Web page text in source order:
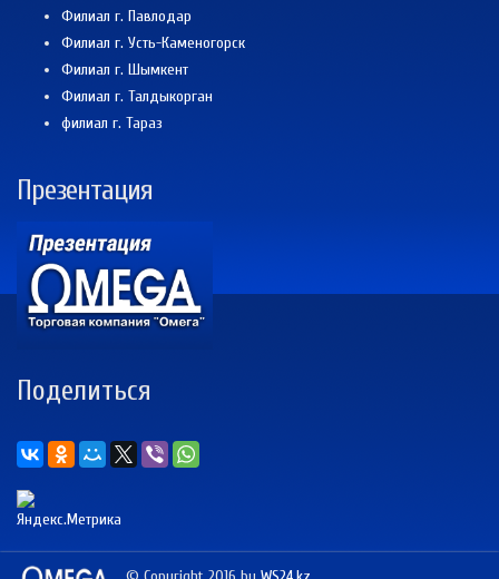
Филиал г. Павлодар
Филиал г. Усть-Каменогорск
Филиал г. Шымкент
Филиал г. Талдыкорган
филиал г. Тараз
Презентация
Поделиться